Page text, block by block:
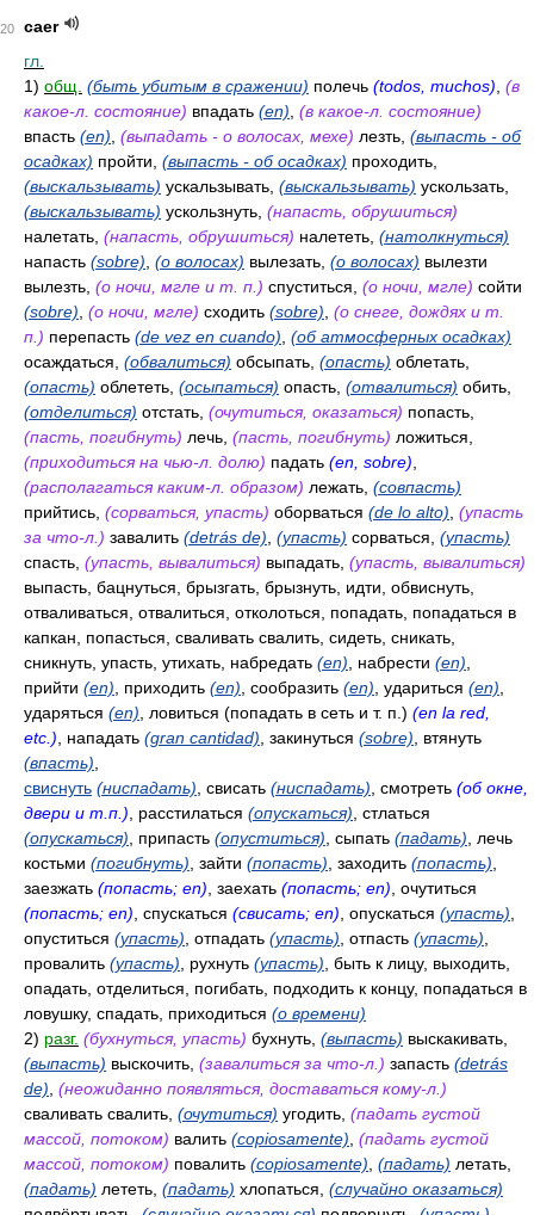
20
caer
гл.
1) общ. (быть убитым в сражении) полечь (todos, muchos) (в
какое-л. состояние) впадать (en) (в какое-л. состояние)
впасть (en) (выпадать - о волосах, мехе) лезть, (выпасть - об
осадках) пройти, (выпасть - об осадках) проходить,
(выскальзывать) ускальзывать, (выскальзывать) ускользать,
(выскальзывать) ускользнуть, (напасть, обрушиться)
налетать, (напасть, обрушиться) налететь, (натолкнуться)
напасть (sobre) (о волосах) вылезать, (о волосах) вылезти
вылезть, (о ночи, мгле и т. п.) спуститься, (о ночи, мгле) сойти
(sobre) (о ночи, мгле) сходить (sobre) (о снеге, дождях и т.
п.) перепасть (de vez en cuando) (об атмосферных осадках)
осаждаться, (обвалиться) обсыпать, (опасть) облетать,
(опасть) облететь, (осыпаться) опасть, (отвалиться) обить,
(отделиться) отстать, (очутиться, оказаться) попасть,
(пасть, погибнуть) лечь, (пасть, погибнуть) ложиться,
(приходиться на чью-л. долю) падать (en, sobre)
(располагаться каким-л. образом) лежать, (совпасть)
прийтись, (сорваться, упасть) оборваться (de lo alto) (упасть
за что-л.) завалить (detrás de) (упасть) сорваться, (упасть)
спасть, (упасть, вывалиться) выпадать, (упасть, вывалиться)
выпасть, бацнуться, брызгать, брызнуть, идти, обвиснуть,
отваливаться, отвалиться, отколоться, попадать, попадаться в
капкан, попасться, сваливать свалить, сидеть, сникать,
сникнуть, упасть, утихать, набредать (en) , набрести (en)
прийти (en) , приходить (en) , сообразить (en) , удариться (en)
ударяться (en) , ловиться (попадать в сеть и т. п.) (en la red,
etc.) , нападать (gran cantidad) , закинуться (sobre) , втянуть
(впасть)
свиснуть (ниспадать) , свисать (ниспадать) , смотреть (об окне,
двери и т.п.) , расстилаться (опускаться) , стлаться
(опускаться) , припасть (опуститься) , сыпать (падать) , лечь
костьми (погибнуть) , зайти (попасть) , заходить (попасть)
заезжать (попасть; en) , заехать (попасть; en) , очутиться
(попасть; en) , спускаться (свисать; en) , опускаться (упасть)
опуститься (упасть) , отпадать (упасть) , отпасть (упасть)
провалить (упасть) , рухнуть (упасть) , быть к лицу, выходить,
опадать, отделиться, погибать, подходить к концу, попадаться в
ловушку, спадать, приходиться (о времени)
2) разг. (бухнуться, упасть) бухнуть, (выпасть) выскакивать,
(выпасть) выскочить, (завалиться за что-л.) запасть (detrás
de) (неожиданно появляться, доставаться кому-л.)
сваливать свалить, (очутиться) угодить, (падать густой
массой, потоком) валить (copiosamente) (падать густой
массой, потоком) повалить (copiosamente) (падать) летать,
(падать) лететь, (падать) хлопаться, (случайно оказаться)